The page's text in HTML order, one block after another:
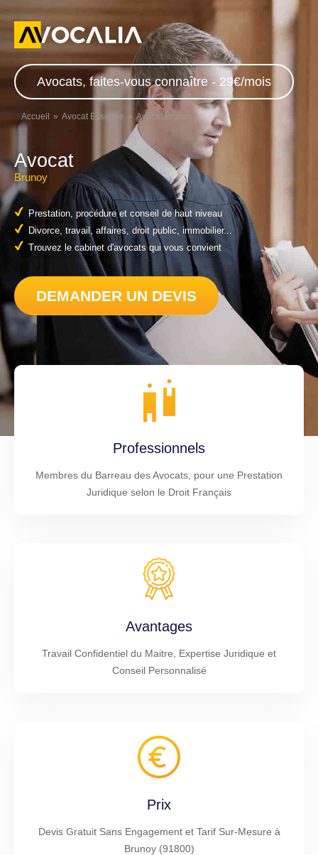
Avocats, faites-vous connaître - 29€/mois
Accueil Avocat Essonne Avocat Brunoy
Avocat
Brunoy
Prestation, procédure et conseil de haut niveau
Divorce, travail, affaires, droit public, immobilier...
Trouvez le cabinet d'avocats qui vous convient
DEMANDER UN DEVIS
Professionnels
Membres du Barreau des Avocats, pour une Prestation
Juridique selon le Droit Français
Avantages
Travail Confidentiel du Maitre, Expertise Juridique et
Conseil Personnalisé
Prix
Devis Gratuit Sans Engagement et Tarif Sur-Mesure à
Brunoy (91800)